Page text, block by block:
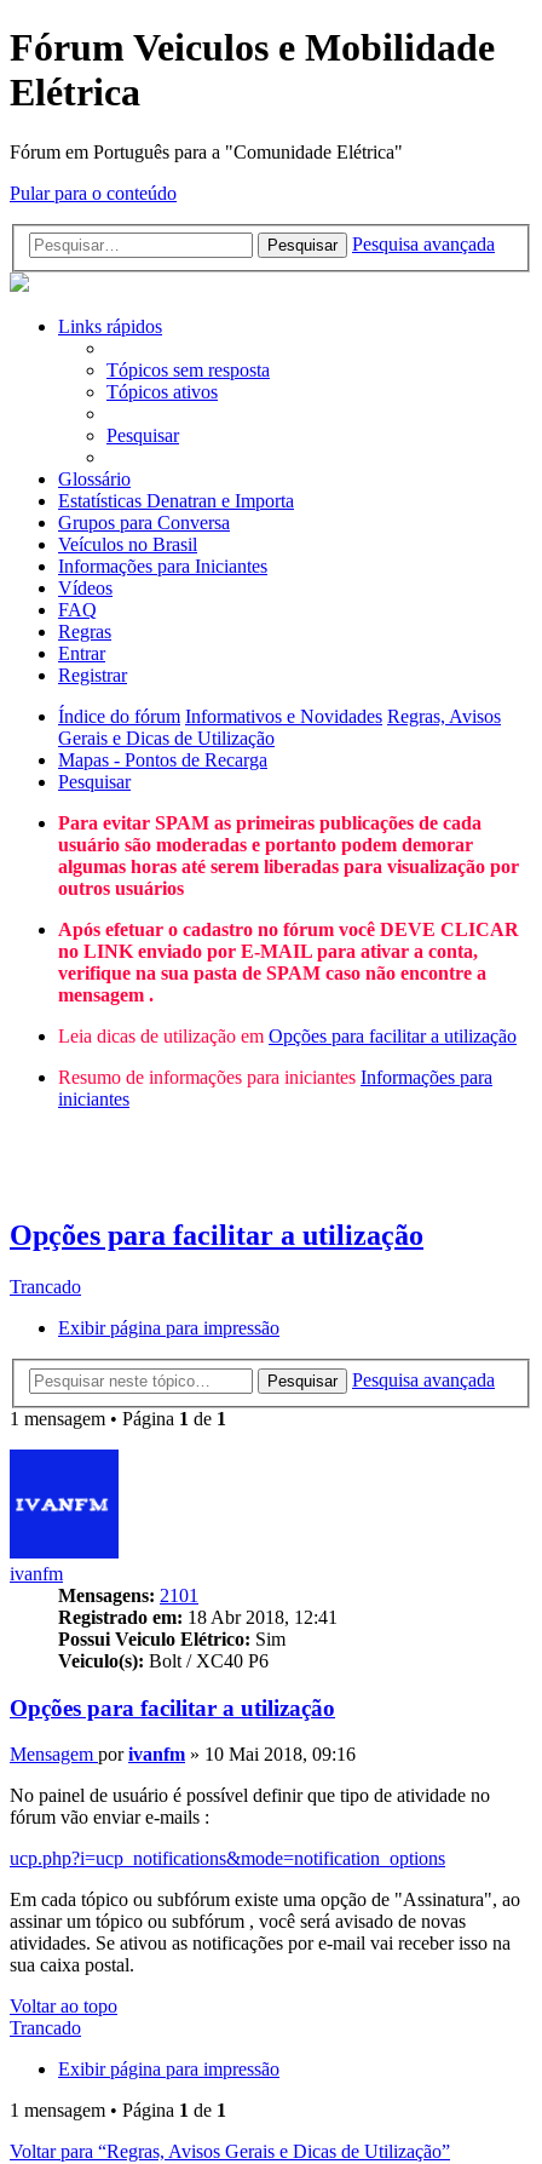
Fórum Veiculos e Mobilidade
Elétrica
Fórum em Português para a "Comunidade Elétrica"
Pular para o conteúdo
Pesquisar Pesquisa avançada
Links rápidos
Tópicos sem resposta
Tópicos ativos
Pesquisar
Glossário
Estatísticas Denatran e Importa
Grupos para Conversa
Veículos no Brasil
Informações para Iniciantes
Vídeos
FAQ
Regras
Entrar
Registrar
Índice do fórum Informativos e Novidades Regras, Avisos
Gerais e Dicas de Utilização
Mapas - Pontos de Recarga
Pesquisar
Para evitar SPAM as primeiras publicações de cada
usuário são moderadas e portanto podem demorar
algumas horas até serem liberadas para visualização por
outros usuários
Após efetuar o cadastro no fórum você DEVE CLICAR
no LINK enviado por E-MAIL para ativar a conta,
verifique na sua pasta de SPAM caso não encontre a
mensagem .
Leia dicas de utilização em Opções para facilitar a utilização
Resumo de informações para iniciantes Informações para
iniciantes
Opções para facilitar a utilização
Trancado
Exibir página para impressão
Pesquisar
Pesquisa avançada
1 mensagem • Página 1 de 1
ivanfm
Mensagens: 2101
Registrado em: 18 Abr 2018, 12:41
Possui Veiculo Elétrico: Sim
Veiculo(s): Bolt / XC40 P6
Opções para facilitar a utilização
Mensagem porivanfm » 10 Mai 2018, 09:16
No painel de usuário é possível definir que tipo de atividade no
fórum vão enviar e-mails :
ucp.php?i=ucp_notifications&mode=notification_options
Em cada tópico ou subfórum existe uma opção de "Assinatura", ao
assinar um tópico ou subfórum , você será avisado de novas
atividades. Se ativou as notificações por e-mail vai receber isso na
sua caixa postal.
Voltar ao topo
Trancado
Exibir página para impressão
1 mensagem • Página 1 de 1
Voltar para “Regras, Avisos Gerais e Dicas de Utilização”